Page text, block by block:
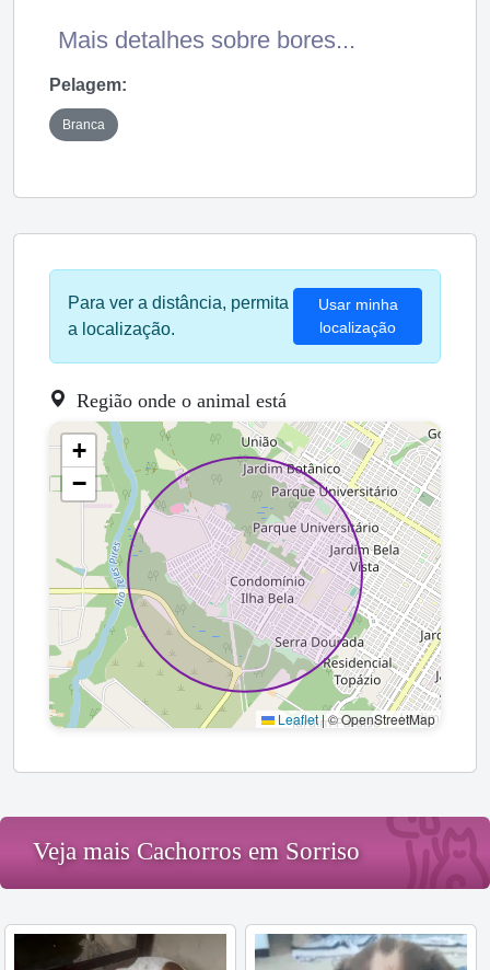
Mais detalhes sobre bores...
Pelagem:
Branca
Para ver a distância, permita
a localização.
Usar minha
localização
Região onde o animal está
+
−
Leaflet|© OpenStreetMap
Veja mais Cachorros em Sorriso